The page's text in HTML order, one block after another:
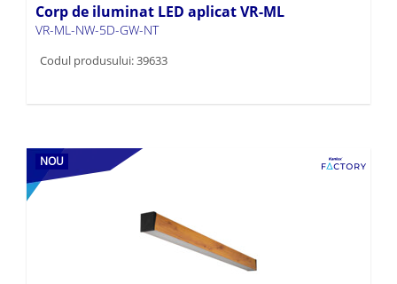
Corp de iluminat LED aplicat VR-ML
VR-ML-NW-5D-GW-NT
Codul produsului: 39633
NOU